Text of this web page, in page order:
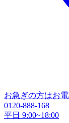
お急ぎの方はお
0120-888-168
平日 9:00~18:00